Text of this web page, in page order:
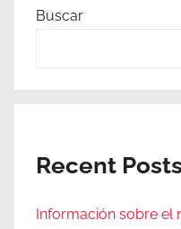
Buscar
Recent Posts
Información sobre el